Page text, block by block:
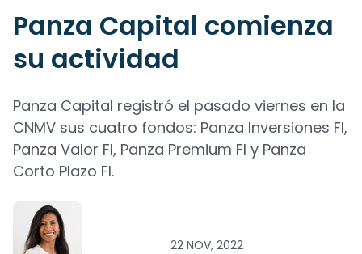
Panza Capital comienza
su actividad
Panza Capital registró el pasado viernes en la
CNMV sus cuatro fondos: Panza Inversiones FI,
Panza Valor FI, Panza Premium FI y Panza
Corto Plazo FI.
22 NOV, 2022